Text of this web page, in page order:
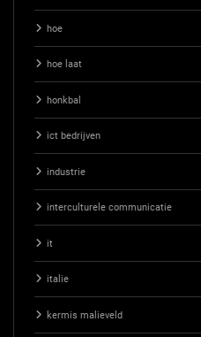
hoe
hoe laat
honkbal
ict bedrijven
industrie
interculturele communicatie
it
italie
kermis malieveld